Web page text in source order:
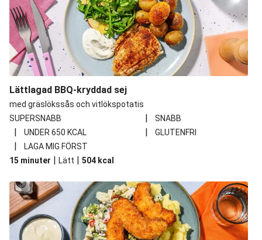
Lättlagad BBQ-kryddad sej
med gräslökssås och vitlökspotatis
SUPERSNABB
| SNABB
| UNDER 650 KCAL | GLUTENFRI
|
LAGA MIG FÖRST
15 minuter | Lätt | 504 kcal